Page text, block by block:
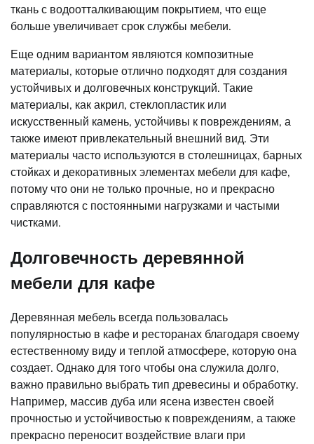
ткань с водоотталкивающим покрытием, что еще
больше увеличивает срок службы мебели.
Еще одним вариантом являются композитные
материалы, которые отлично подходят для создания
устойчивых и долговечных конструкций. Такие
материалы, как акрил, стеклопластик или
искусственный камень, устойчивы к повреждениям, а
также имеют привлекательный внешний вид. Эти
материалы часто используются в столешницах, барных
стойках и декоративных элементах мебели для кафе,
потому что они не только прочные, но и прекрасно
справляются с постоянными нагрузками и частыми
чистками.
Долговечность деревянной
мебели для кафе
Деревянная мебель всегда пользовалась
популярностью в кафе и ресторанах благодаря своему
естественному виду и теплой атмосфере, которую она
создает. Однако для того чтобы она служила долго,
важно правильно выбрать тип древесины и обработку.
Например, массив дуба или ясена известен своей
прочностью и устойчивостью к повреждениям, а также
прекрасно переносит воздействие влаги при